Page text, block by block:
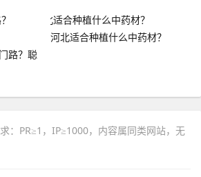
路？聪
河北适合种植什么中药材？
：PR≥1，IP≥1000，内容属同类网站，无